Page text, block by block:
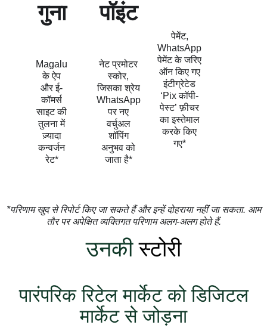
गुना
Magalu
के ऐप
और ई-
कॉमर्स
साइट की
तुलना में
ज़्यादा
कन्वर्जन
रेट*
पॉइंट
नेट प्रमोटर
स्कोर,
जिसका श्रेय
WhatsApp
पर नए
वर्चुअल
शॉपिंग
अनुभव को
जाता है*
पेमेंट,
WhatsApp
पेमेंट के जरिए
ऑन किए गए
इंटीग्रेटेड
‘Pix कॉपी-
पेस्ट’ फ़ीचर
का इस्तेमाल
करके किए
गए*
*परिणाम खुद से रिपोर्ट किए जा सकते हैं और इन्हें दोहराया नहीं जा सकता. आम
तौर पर अपेक्षित व्यक्तिगत परिणाम अलग-अलग होते हैं.
उनकीस्टोरी
पारंपरिक रिटेल मार्केट को डिजिटल
मार्केट से जोड़ना